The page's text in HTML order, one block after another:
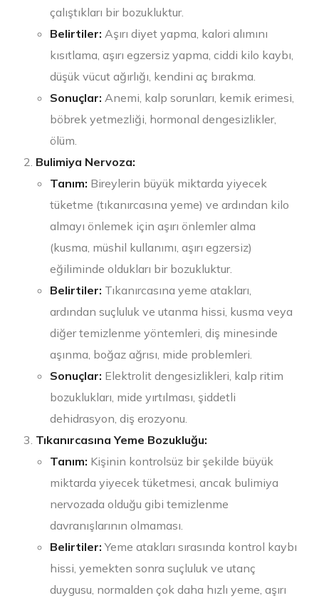
çalıştıkları bir bozukluktur.
Belirtiler: Aşırı diyet yapma, kalori alımını
kısıtlama, aşırı egzersiz yapma, ciddi kilo kaybı,
düşük vücut ağırlığı, kendini aç bırakma.
Sonuçlar: Anemi, kalp sorunları, kemik erimesi,
böbrek yetmezliği, hormonal dengesizlikler,
ölüm.
Bulimiya Nervoza:
Tanım: Bireylerin büyük miktarda yiyecek
tüketme (tıkanırcasına yeme) ve ardından kilo
almayı önlemek için aşırı önlemler alma
(kusma, müshil kullanımı, aşırı egzersiz)
eğiliminde oldukları bir bozukluktur.
Belirtiler: Tıkanırcasına yeme atakları,
ardından suçluluk ve utanma hissi, kusma veya
diğer temizlenme yöntemleri, diş minesinde
aşınma, boğaz ağrısı, mide problemleri.
Sonuçlar: Elektrolit dengesizlikleri, kalp ritim
bozuklukları, mide yırtılması, şiddetli
dehidrasyon, diş erozyonu.
Tıkanırcasına Yeme Bozukluğu:
Tanım: Kişinin kontrolsüz bir şekilde büyük
miktarda yiyecek tüketmesi, ancak bulimiya
nervozada olduğu gibi temizlenme
davranışlarının olmaması.
Belirtiler: Yeme atakları sırasında kontrol kaybı
hissi, yemekten sonra suçluluk ve utanç
duygusu, normalden çok daha hızlı yeme, aşırı